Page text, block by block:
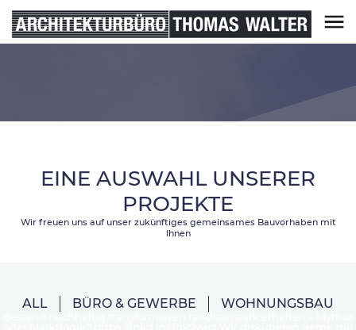
Skip
to
content
EINE AUSWAHL UNSERER
PROJEKTE
Wir freuen uns auf unser zukünftiges gemeinsames Bauvorhaben mit
Ihnen
ALL BÜRO & GEWERBE WOHNUNGSBAU